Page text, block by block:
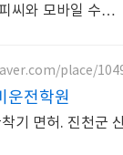
씨와 모바일 수강
place/
운전학원
기 면허. 진천군